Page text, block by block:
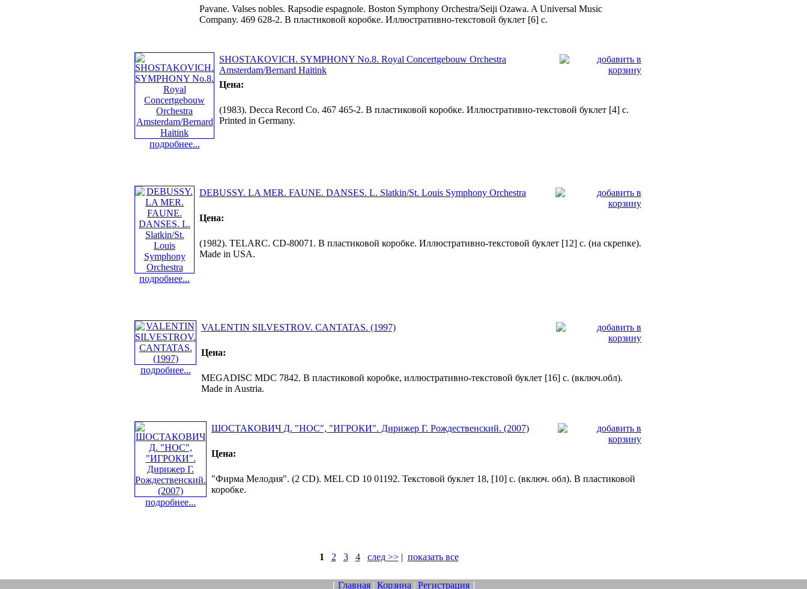
Pavane. Valses nobles. Rapsodie espagnole. Boston Symphony Orchestra/Seiji Ozawa. A Universal Music
Company. 469 628-2. В пластиковой коробке. Иллюстративно-текстовой буклет [6] с.
подробнее...
SHOSTAKOVICH. SYMPHONY No.8. Royal Concertgebouw Orchestra
Amsterdam/Bernard Haitink
Цена:
(1983). Decca Record Co. 467 465-2. В пластиковой коробке. Иллюстративно-текстовой буклет [4] c.
Printed in Germany.
подробнее...
DEBUSSY. LA MER. FAUNE. DANSES. L. Slatkin/St. Louis Symphony Orchestra
Цена:
(1982). TELARC. CD-80071. В пластиковой коробке. Иллюстративно-текстовой буклет [12] c. (на скрепке).
Made in USA.
подробнее...
VALENTIN SILVESTROV. CANTATAS. (1997)
Цена:
MEGADISC MDC 7842. В пластиковой коробке, иллюстративно-текстовой буклет [16] с. (включ.обл).
Made in Austria.
подробнее...
ШОСТАКОВИЧ Д. "НОС", "ИГРОКИ". Дирижер Г. Рождественский. (2007)
Цена:
"Фирма Мелодия". (2 CD). MEL CD 10 01192. Текстовой буклет 18, [10] с. (включ. обл). В пластиковой
коробке.
1 2 3 4 след >>| показать все
[ Главная| Корзина | Регистрация]